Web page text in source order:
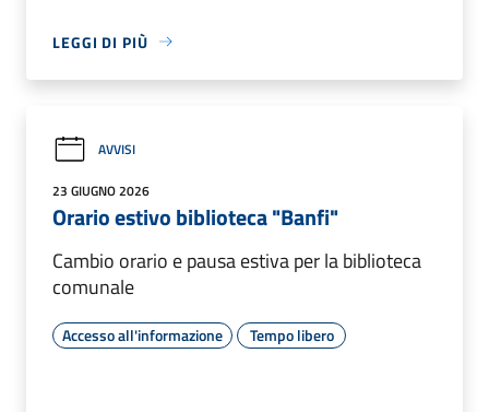
LEGGI DI PIÙ
AVVISI
23 GIUGNO 2026
Orario estivo biblioteca "Banfi"
Cambio orario e pausa estiva per la biblioteca
comunale
Accesso all'informazione Tempo libero